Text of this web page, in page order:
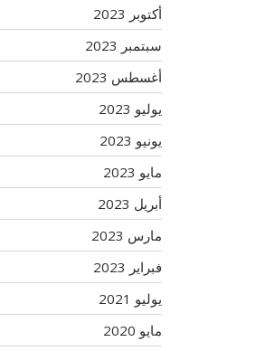
أكتوبر 2023
سبتمبر 2023
أغسطس 2023
يوليو 2023
يونيو 2023
مايو 2023
أبريل 2023
مارس 2023
فبراير 2023
يوليو 2021
مايو 2020